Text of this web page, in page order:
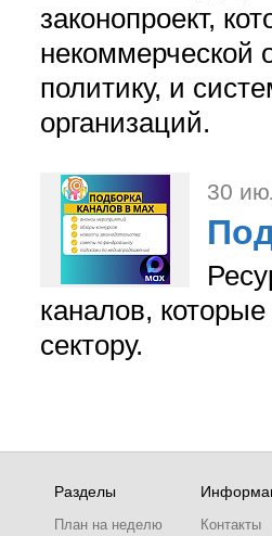
законопроект,
некоммерческой
политику, и
организаций.
30
каналов,
сектору.
Разделы
План на неделю
Контакты